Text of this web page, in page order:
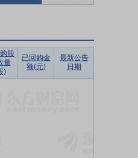
股
量
)
已回购金
额(元)
最新公告
日期